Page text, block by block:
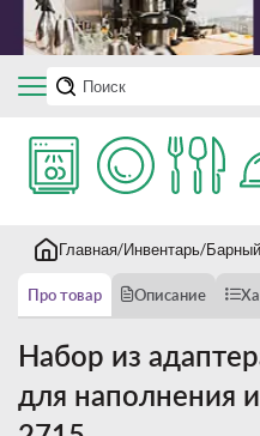
Главная Инвентарь
Про товар Описание
Набор из
для наполнения